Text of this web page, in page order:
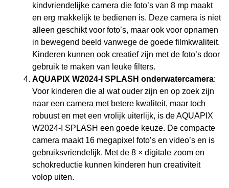
kindvriendelijke camera die foto’s van 8 mp maakt
en erg makkelijk te bedienen is. Deze camera is niet
alleen geschikt voor foto’s, maar ook voor opnamen
in bewegend beeld vanwege de goede filmkwaliteit.
Kinderen kunnen ook creatief zijn met de foto’s door
gebruik te maken van leuke filters.
AQUAPIX W2024-I SPLASH onderwatercamera:
Voor kinderen die al wat ouder zijn en op zoek zijn
naar een camera met betere kwaliteit, maar toch
robuust en met een vrolijk uiterlijk, is de AQUAPIX
W2024-I SPLASH een goede keuze. De compacte
camera maakt 16 megapixel foto’s en video’s en is
gebruiksvriendelijk. Met de 8 × digitale zoom en
schokreductie kunnen kinderen hun creativiteit
volop uiten.